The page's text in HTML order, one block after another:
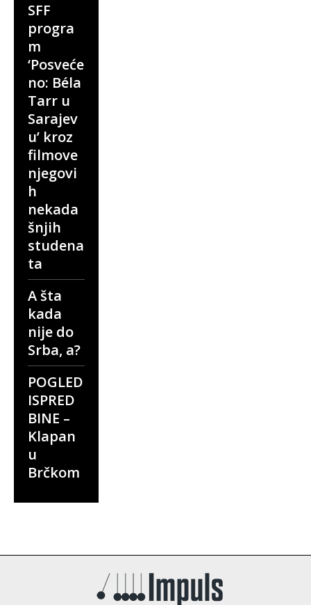
SFF
progra
m
‘Posveće
no: Béla
Tarr u
Sarajev
u’ kroz
filmove
njegovi
h
nekada
šnjih
studena
ta
A šta
kada
nije do
Srba, a?
POGLED
ISPRED
BINE –
Klapan
u
Brčkom